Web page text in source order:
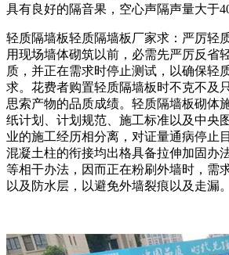
具有良好的隔音果，空心声隔声量大于
轻质隔墙板轻质隔墙板厂家求：严厉轻
用现场墙体砌筑以前，必需先严厉反省
质，并正在需求时停止测试，以确保轻
求。花费者购置轻质隔墙板时不克不及
思索产物的品质成绩。轻质隔墙板砌体
纸计划、计划规范、施工标准以及中央
业的施工经历相分离，对证量通病停止
混凝土柱的衔接均出格具备拉伸加固办
等相干办法，因而正在粉刷外墙时，需
以及防水层，以避免外墙裂痕以及走漏。